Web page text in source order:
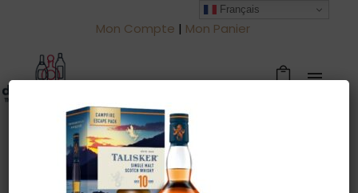
Mon Compte | Mon Panier
Français